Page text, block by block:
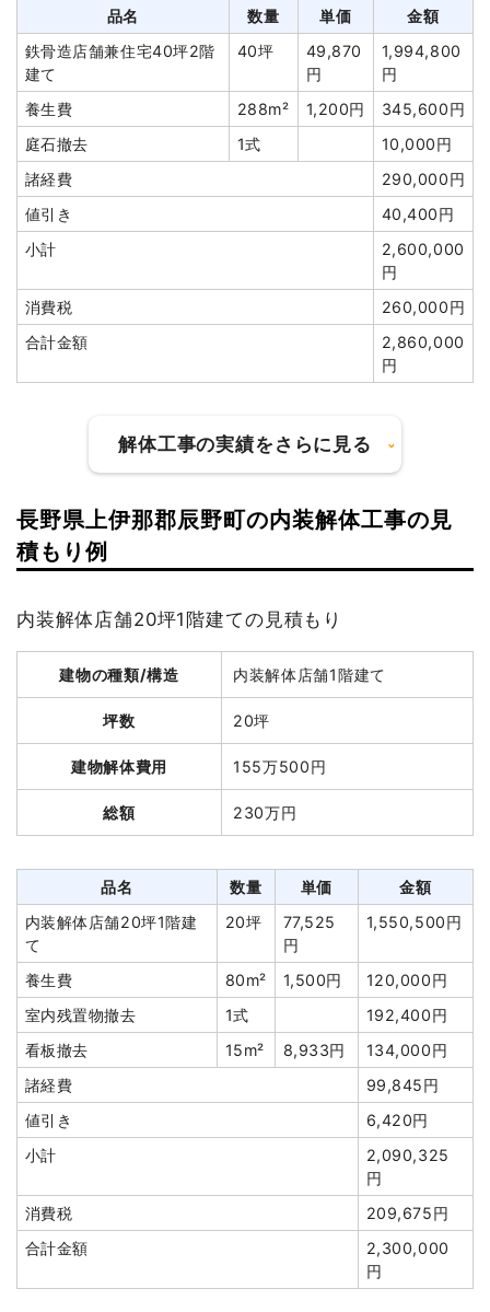
638,000円
アスベスト撤去
7m³
33,143
円
232,000円
看板撤去
68,000
円
68,000円
室内残置物撤去 1式
46,000円
室内残置物撤去
10m³
10,000
100,000円
フェンス撤去
13,500円
外構撤去
133,200円
駐車場撤去
191m² 2,002円
382,400円
諸経費
378,191円
29,956円
265,000円
円
建物の種類/構造 軽量鉄骨造店舗1階建て
坪数 12坪
建物解体費用 20万8,000円
総額 216万7,000円
軽量鉄骨造店舗12坪1階建
て
12坪 17,333円 208,000円
木造住宅12坪2階建て
24,940
円
木造住宅15坪2階建て 15坪
32,667
490,000円
CB造小屋11坪1階建て 11坪
31,966
351,622円
養生費
67,200円
ブロック塀撤去
25,000円
20,000円
植木・植栽撤去
75,000円
庭石撤去
35,000円
残土撤去
20m³ 5,200円 104,000円
品名 数量 単価
金額
鉄骨造店舗兼住宅40坪2階
建て
40坪
49,870
円
1,994,800
円
養生費
288m² 1,200円
345,600円
庭石撤去
1式
10,000円
諸経費
290,000円
値引き
40,400円
小計
2,600,000
円
消費税
260,000円
合計金額
2,860,000
円
解体工事の実績をさらに見る
建物の種類/構造
建物解体費用 51万6,764円
総額 84万円
品名
鉄骨造倉庫12坪1階建て
12坪 43,064円
516,764円
屋外物処分
5m³ 10,000円
50,000円
諸経費
138,353円
値引き
6,481円
小計
763,636円
消費税
76,364円
合計金額
840,000円
建物の種類/構造 鉄骨造住宅2階建て
建物解体費用 300万円
長野県上伊那郡辰野町の内装解体工事の見
積もり例
内装解体店舗20坪1階建ての見積もり
建物の種類/構造 内装解体店舗1階建て
坪数 20坪
建物解体費用 155万500円
総額 230万円
品名 数量 単価
金額
内装解体店舗20坪1階建
て
20坪
77,525
円
1,550,500円
養生費 80m² 1,500円
120,000円
室内残置物撤去
1式
192,400円
看板撤去
15m² 8,933円
134,000円
諸経費
99,845円
値引き
6,420円
小計
2,090,325
円
消費税
209,675円
合計金額
2,300,000
円